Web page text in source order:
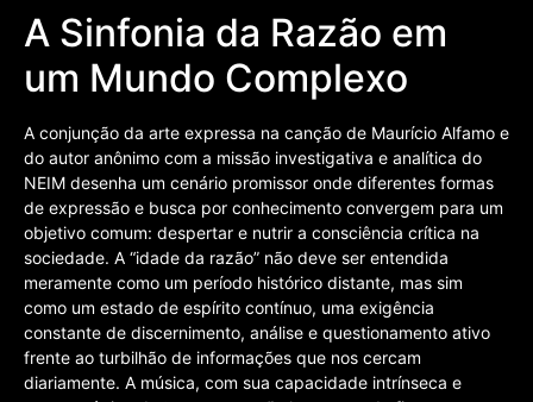
A Sinfonia da Razão em
um Mundo Complexo
A conjunção da arte expressa na canção de Maurício Alfamo e
do autor anônimo com a missão investigativa e analítica do
NEIM desenha um cenário promissor onde diferentes formas
de expressão e busca por conhecimento convergem para um
objetivo comum: despertar e nutrir a consciência crítica na
sociedade. A “idade da razão” não deve ser entendida
meramente como um período histórico distante, mas sim
como um estado de espírito contínuo, uma exigência
constante de discernimento, análise e questionamento ativo
frente ao turbilhão de informações que nos cercam
diariamente. A música, com sua capacidade intrínseca e